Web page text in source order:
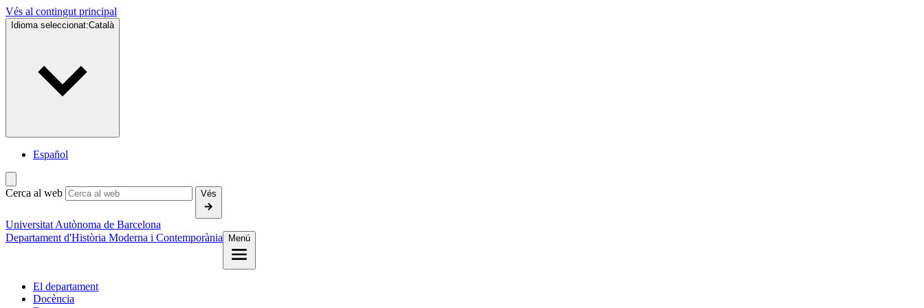
Vés al contingut principal
Idioma seleccionat:Català
Español
Cerca al web Vés
Universitat Autònoma de Barcelona
Departament d'Història Moderna i Contemporània
Menú
El departament
Docència